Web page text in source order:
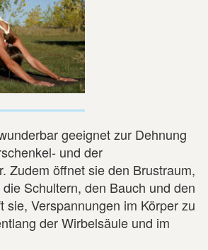
geeignet zur Dehnung
und der
Zudem öffnet sie den Brustraum,
Schultern, den Bauch und den
sie, Verspannungen im Körper zu
der Wirbelsäule und im